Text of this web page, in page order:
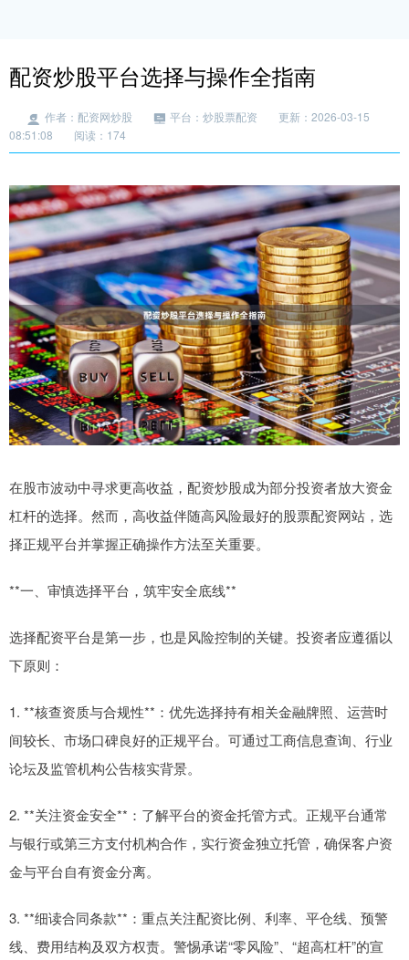
配资炒股平台选择与操作全指南
作者：配资网炒股 平台：炒股票配资
更新：2026-03-15
08:51:08
阅读：174
在股市波动中寻求更高收益，配资炒股成为部分投资者放大资金
杠杆的选择。然而，高收益伴随高风险最好的股票配资网站，选
择正规平台并掌握正确操作方法至关重要。
**一、审慎选择平台，筑牢安全底线**
选择配资平台是第一步，也是风险控制的关键。投资者应遵循以
下原则：
1. **核查资质与合规性**：优先选择持有相关金融牌照、运营时
间较长、市场口碑良好的正规平台。可通过工商信息查询、行业
论坛及监管机构公告核实背景。
2. **关注资金安全**：了解平台的资金托管方式。正规平台通常
与银行或第三方支付机构合作，实行资金独立托管，确保客户资
金与平台自有资金分离。
3. **细读合同条款**：重点关注配资比例、利率、平仓线、预警
线、费用结构及双方权责。警惕承诺“零风险”、“超高杠杆”的宣